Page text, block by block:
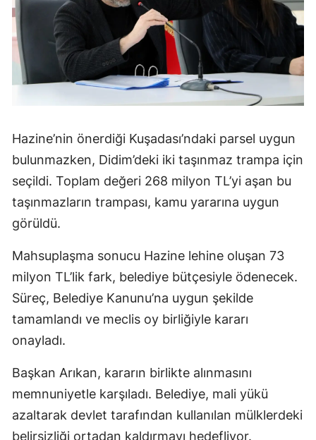
Hazine’nin önerdiği Kuşadası’ndaki parsel uygun
bulunmazken, Didim’deki iki taşınmaz trampa için
seçildi. Toplam değeri 268 milyon TL’yi aşan bu
taşınmazların trampası, kamu yararına uygun
görüldü.
Mahsuplaşma sonucu Hazine lehine oluşan 73
milyon TL’lik fark, belediye bütçesiyle ödenecek.
Süreç, Belediye Kanunu’na uygun şekilde
tamamlandı ve meclis oy birliğiyle kararı
onayladı.
Başkan Arıkan, kararın birlikte alınmasını
memnuniyetle karşıladı. Belediye, mali yükü
azaltarak devlet tarafından kullanılan mülklerdeki
belirsizliği ortadan kaldırmayı hedefliyor.